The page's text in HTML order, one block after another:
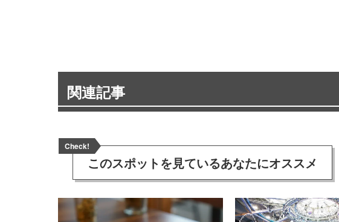
関連記事
Check!
このスポットを見ているあなたにオススメ